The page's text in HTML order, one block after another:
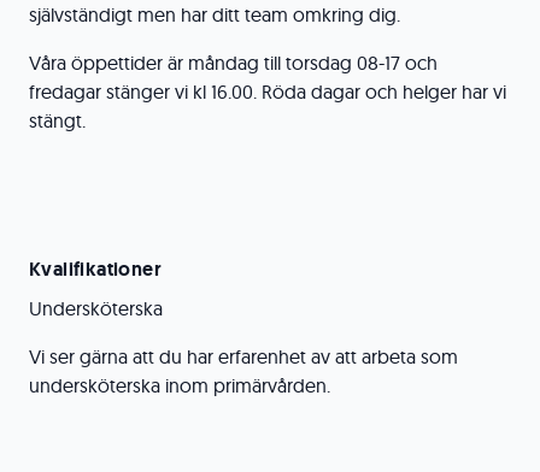
självständigt men har ditt team omkring dig.
Våra öppettider är måndag till torsdag 08-17 och
fredagar stänger vi kl 16.00. Röda dagar och helger har vi
stängt.
Kvalifikationer
Undersköterska
Vi ser gärna att du har erfarenhet av att arbeta som
undersköterska inom primärvården.